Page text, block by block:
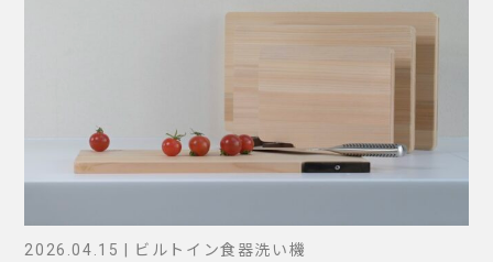
2026.04.15 | ビルトイン食器洗い機